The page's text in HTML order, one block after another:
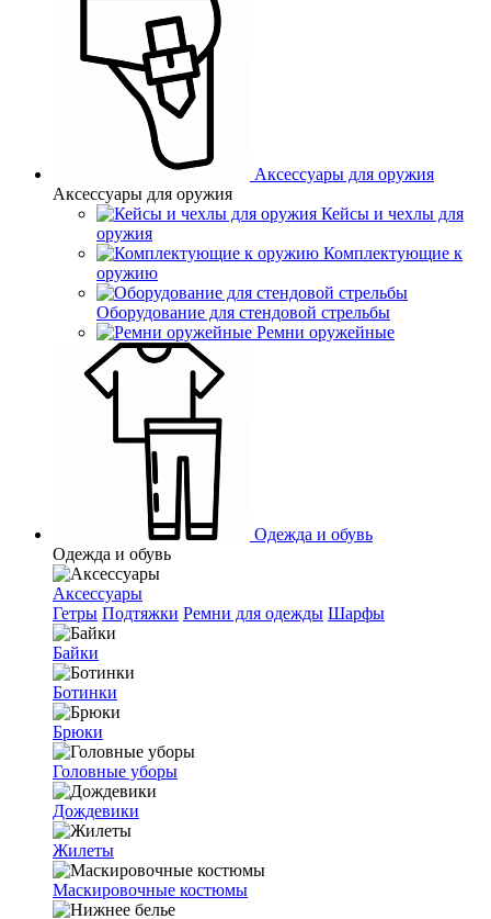
Аксессуары для оружия
Аксессуары для оружия
Кейсы и чехлы для
оружия
Комплектующие к
оружию
Оборудование для стендовой стрельбы
Ремни оружейные
Одежда и обувь
Одежда и обувь
Аксессуары
Гетры Подтяжки Ремни для одежды Шарфы
Байки
Ботинки
Брюки
Головные уборы
Дождевики
Жилеты
Маскировочные костюмы